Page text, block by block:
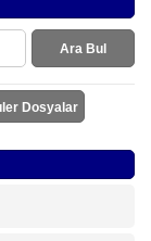
Ara Bul
Dosyalar